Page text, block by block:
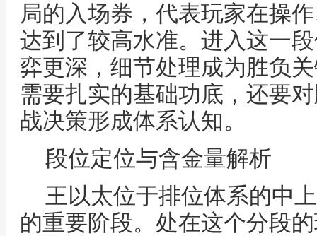
局的入场券，代表玩家在操
达到了较高水准。进入这一
弈更深，细节处理成为胜负
需要扎实的基础功底，还要
战决策形成体系认知。
段位定位与含金量解析
王以太位于排位体系的中
的重要阶段。处在这个分段